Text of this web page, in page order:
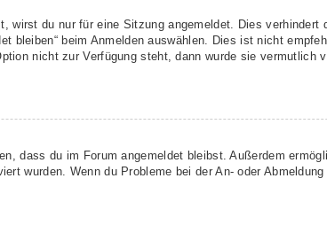
wirst du nur für eine Sitzung angemeldet. Dies
bleiben“ beim Anmelden auswählen. Dies ist nicht
nicht zur Verfügung steht, dann wurde sie vermutlich
dass du im Forum angemeldet bleibst. Außerdem
wurden. Wenn du Probleme bei der An- oder